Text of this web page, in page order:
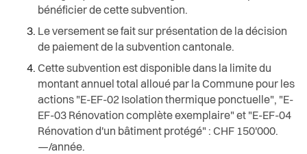
bénéficier de cette subvention.
Le versement se fait sur présentation de la décision
de paiement de la subvention cantonale.
Cette subvention est disponible dans la limite du
montant annuel total alloué par la Commune pour les
actions "E-EF-02 Isolation thermique ponctuelle", "E-
EF-03 Rénovation complète exemplaire" et "E-EF-04
Rénovation d'un bâtiment protégé" : CHF 150'000.
—/année.